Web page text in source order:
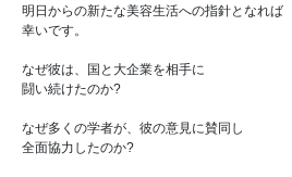
明日からの新たな美容生活への指針となれば
幸いです。
なぜ彼は、国と大企業を相手に
闘い続けたのか?
なぜ多くの学者が、彼の意見に賛同し
全面協力したのか?